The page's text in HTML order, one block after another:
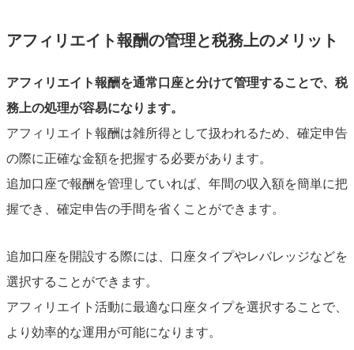
アフィリエイト報酬の管理と税務上のメリット
アフィリエイト報酬を通常口座と分けて管理することで、税
務上の処理が容易になります。
アフィリエイト報酬は雑所得として扱われるため、確定申告
の際に正確な金額を把握する必要があります。
追加口座で報酬を管理していれば、年間の収入額を簡単に把
握でき、確定申告の手間を省くことができます。
追加口座を開設する際には、口座タイプやレバレッジなどを
選択することができます。
アフィリエイト活動に最適な口座タイプを選択することで、
より効率的な運用が可能になります。